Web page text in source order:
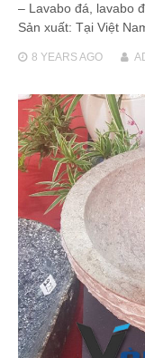
– Lavabo đá, lavabo
Sản xuất: Tại Việt
8 YEARSAGO